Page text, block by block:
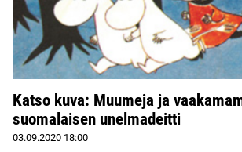
Katso kuva: Muumeja ja
suomalaisen unelmadeitti
03.09.2020 18:00